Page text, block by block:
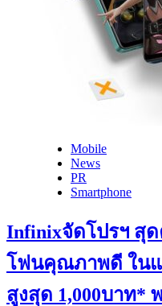
Mobile
News
PR
Smartphone
Infinixจัดโปรฯ สุ
โฟนคุณภาพดี ใน
สูงสุด 1,000บาท*